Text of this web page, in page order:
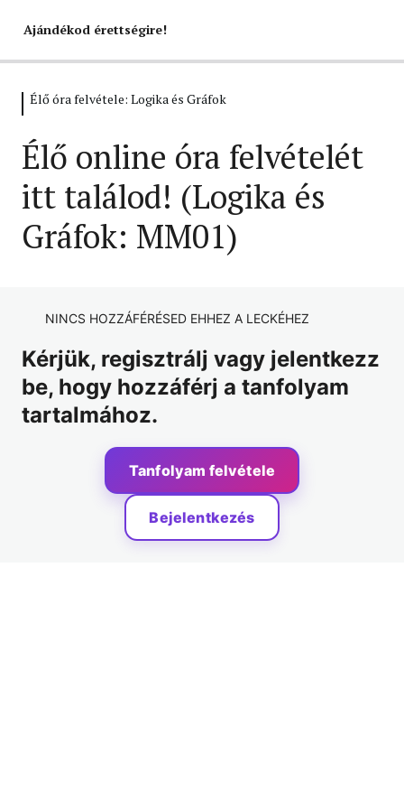
Ajándékod érettségire!
Élő óra felvétele: Logika és Gráfok
Élő online óra felvételét itt találod! (Logika és Gráfok:
MM01)
Élő óra felvétele: Logika és Gráfok
Élő online óra felvételét
itt találod! (Logika és
Gráfok: MM01)
NINCS HOZZÁFÉRÉSED EHHEZ A LECKÉHEZ
Kérjük, regisztrálj vagy jelentkezz
be, hogy hozzáférj a tanfolyam
tartalmához.
Tanfolyam felvétele
Bejelentkezés